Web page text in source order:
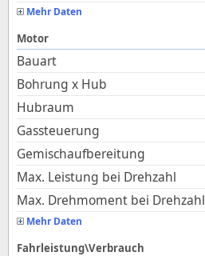
Mehr Daten
Motor
Bauart
Bohrung x Hub
Hubraum
Gassteuerung
Gemischaufbereitung
Max. Leistung bei Drehzahl
Max. Drehmoment bei Drehzahl
Mehr Daten
Fahrleistung\Verbrauch